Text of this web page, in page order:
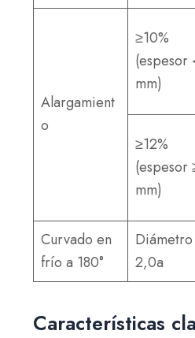
Alargamient
o
≥10%
(espesor
mm)
≥12%
(espesor
mm)
Curvado en
frío a 180°
2,0a
Características